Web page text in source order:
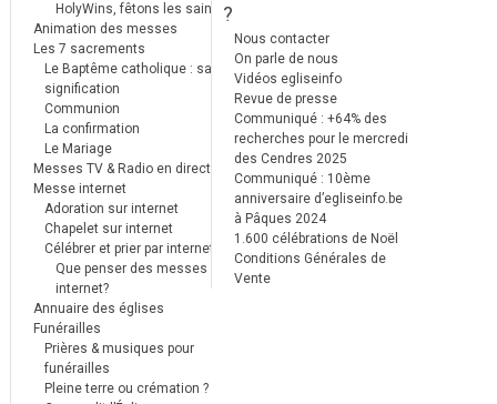
HolyWins, fêtons les saints !
Animation des messes
Les 7 sacrements
Le Baptême catholique : sa
signification
Communion
La confirmation
Le Mariage
Messes TV & Radio en direct
Messe internet
Adoration sur internet
Chapelet sur internet
Célébrer et prier par internet
Que penser des messes
internet?
Annuaire des églises
Funérailles
Prières & musiques pour
funérailles
Pleine terre ou crémation ?
?
Nous contacter
On parle de nous
Vidéos egliseinfo
Revue de presse
Communiqué : +64% des
recherches pour le mercredi
des Cendres 2025
Communiqué : 10ème
anniversaire d’egliseinfo.be
à Pâques 2024
1.600 célébrations de Noël
Conditions Générales de
Vente